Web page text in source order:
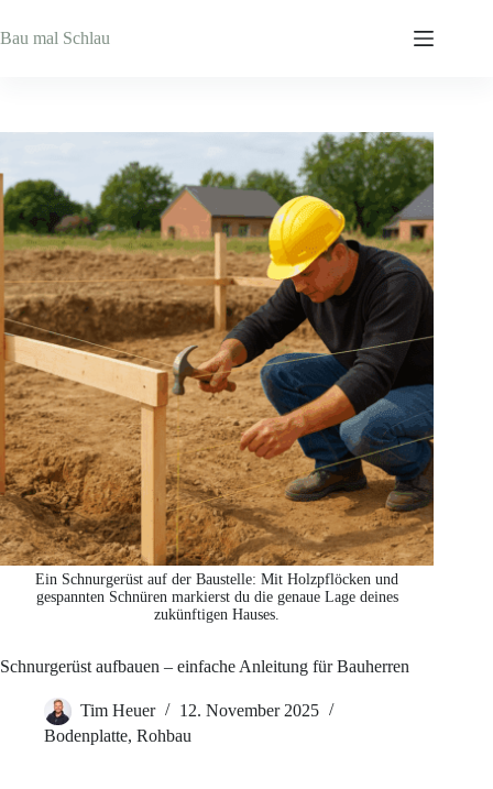
Inhalt
springen
Bau mal Schlau
Ein Schnurgerüst auf der Baustelle: Mit Holzpflöcken und
gespannten Schnüren markierst du die genaue Lage deines
zukünftigen Hauses.
Schnurgerüst aufbauen – einfache Anleitung für Bauherren
Tim Heuer
12. November 2025
Bodenplatte, Rohbau